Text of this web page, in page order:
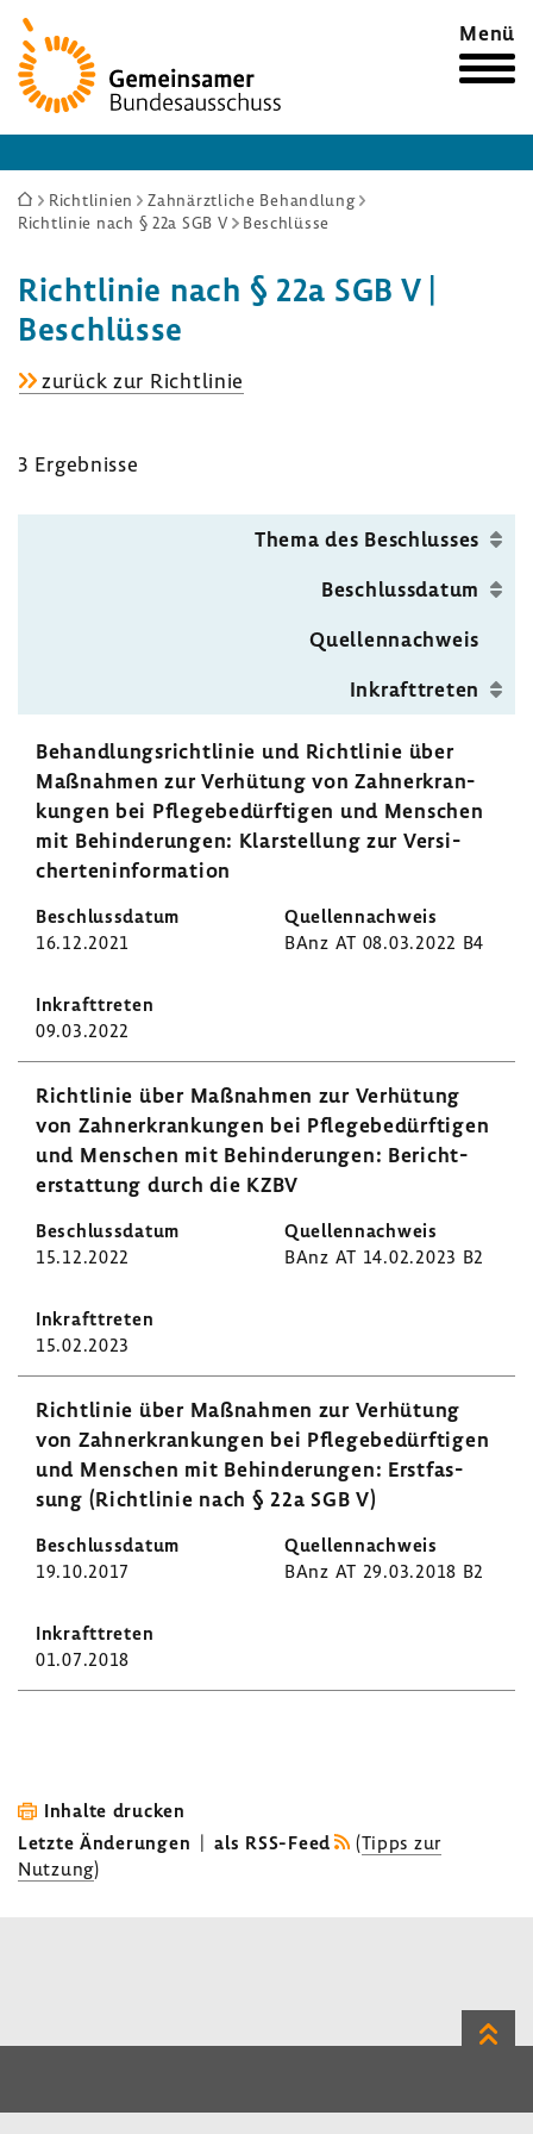
Zur
Startseite
Menü
Sie
sind
Richtlinien
Zahnärztliche Behandlung
Richtlinie nach § 22a SGB V
Beschlüsse
Richt­linie nach § 22a SGB V |
Beschlüsse
zurück zur Richt­linie
SGB
3 Ergeb­nisse
Thema des Beschlusses
Beschluss­datum
Quel­len­nach­weis
Inkraft­treten
Behand­lungs­richt­linie und Richt­linie über
Maßnahmen zur Verhü­tung von Zahnerkran­
kungen bei Pfle­ge­be­dürf­tigen und Menschen
mit Behin­de­rungen: Klar­stel­lung zur Versi­
cher­ten­in­for­ma­tion
16.12.2021 BAnz AT 08.03.2022 B4
09.03.2022
Richt­linie über Maßnahmen zur Verhü­tung
von Zahnerkran­kungen bei Pfle­ge­be­dürf­tigen
und Menschen mit Behin­de­rungen: Bericht­
erstat­tung durch die KZBV
15.12.2022 BAnz AT 14.02.2023 B2
15.02.2023
Richt­linie über Maßnahmen zur Verhü­tung
von Zahnerkran­kungen bei Pfle­ge­be­dürf­tigen
und Menschen mit Behin­de­rungen: Erst­fas­
sung (Richt­linie nach § 22a SGB V)
19.10.2017 BAnz AT 29.03.2018 B2
01.07.2018
Inhalte drucken
Letzte Änderungen | als RSS-Feed (Tipps zur
Nutzung)
Zum